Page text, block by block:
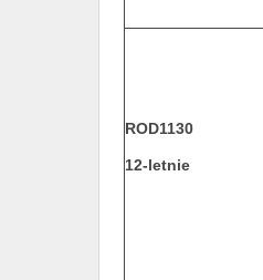
ROD1130
12-letnie